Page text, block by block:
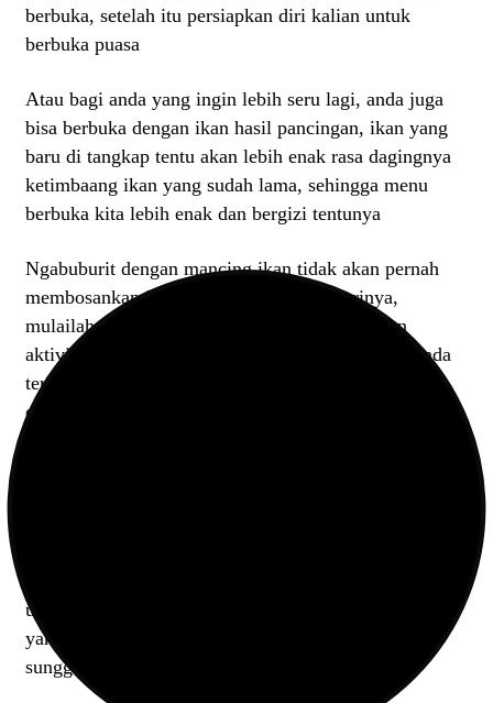
berbuka, setelah itu persiapkan diri kalian untuk
berbuka puasa
Atau bagi anda yang ingin lebih seru lagi, anda juga
bisa berbuka dengan ikan hasil pancingan, ikan yang
baru di tangkap tentu akan lebih enak rasa dagingnya
ketimbaang ikan yang sudah lama, sehingga menu
berbuka kita lebih enak dan bergizi tentunya
Ngabuburit dengan mancing ikan tidak akan pernah
membosankan jika kita nikmati setiap harinya,
mulailah untuk memanjakan diri sendiri dengan
aktivitas yang satu ini, jauhi hp dan smartphone anda
terlebih dahulu, cobalah untuk menikmati hidup
dengan joran pancing, pasti hidup akan lebih terasa
untuk di lihat di gantikan dengan layar smartphone
yang tidak akan berhenti sebelum baterainya habis,
sungguh mengkhwatirkan bukan